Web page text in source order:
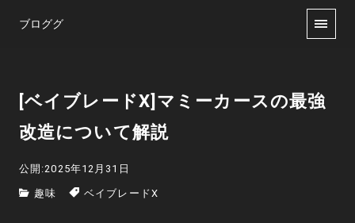
ブロググ
[ベイブレードX]マミーカースの最強
改造について解説
公開:2025年12月31日
趣味 ベイブレードX